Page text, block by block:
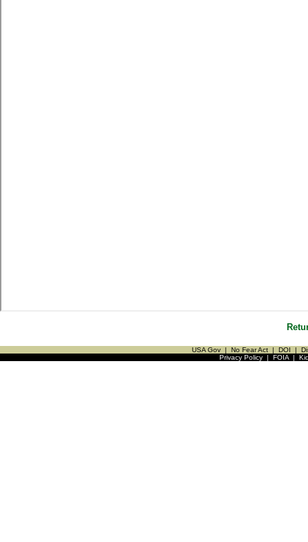
USA Gov | No Fear Act | DOI |
Privacy Policy| FOIA|